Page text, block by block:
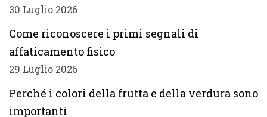
30 Luglio 2026
Come riconoscere i primi segnali di
affaticamento fisico
29 Luglio 2026
Perché i colori della frutta e della verdura sono
importanti